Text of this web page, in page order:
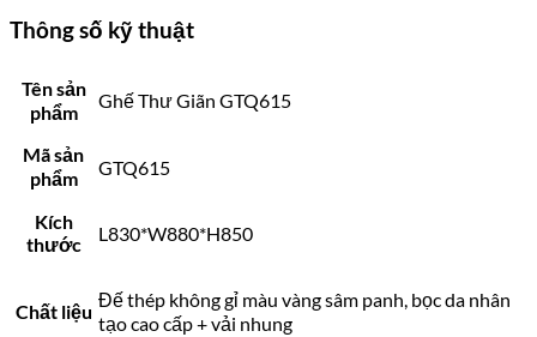
Thông số kỹ thuật
Tên sản
phẩm
Ghế Thư Giãn GTQ615
Mã sản
phẩm
GTQ615
Kích
thước
L830*W880*H850
Chất liệu
Đế thép không gỉ màu vàng sâm panh, bọc da nhân
tạo cao cấp + vải nhung